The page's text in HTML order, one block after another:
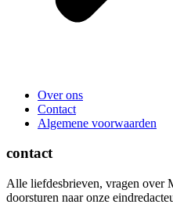
Over ons
Contact
Algemene voorwaarden
contact
Alle liefdesbrieven, vragen over
doorsturen naar onze